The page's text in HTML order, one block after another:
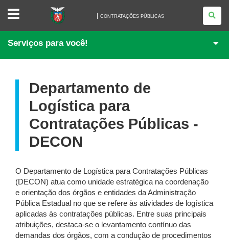
CONTRATAÇÕES
PÚBLICAS
CONTRATAÇÕES PÚBLICAS
Serviços para você!
Departamento de
Logística para
Contratações Públicas -
DECON
O Departamento de Logística para Contratações Públicas
(DECON) atua como unidade estratégica na coordenação
e orientação dos órgãos e entidades da Administração
Pública Estadual no que se refere às atividades de logística
aplicadas às contratações públicas. Entre suas principais
atribuições, destaca-se o levantamento contínuo das
demandas dos órgãos, com a condução de procedimentos